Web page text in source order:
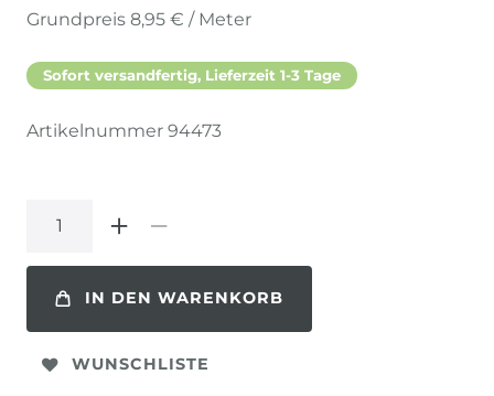
Grundpreis 8,95 € / Meter
Sofort versandfertig, Lieferzeit 1-3 Tage
Artikelnummer 94473
IN DEN WARENKORB
WUNSCHLISTE